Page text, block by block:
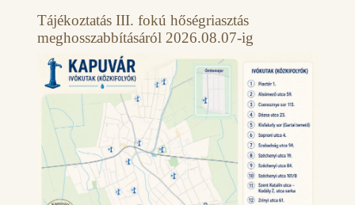
Tájékoztatás III. fokú hőségriasztás
meghosszabbításáról 2026.08.07-ig